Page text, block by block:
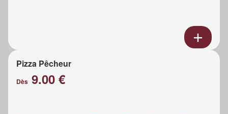
Pizza Pêcheur
Dès 9.00 €